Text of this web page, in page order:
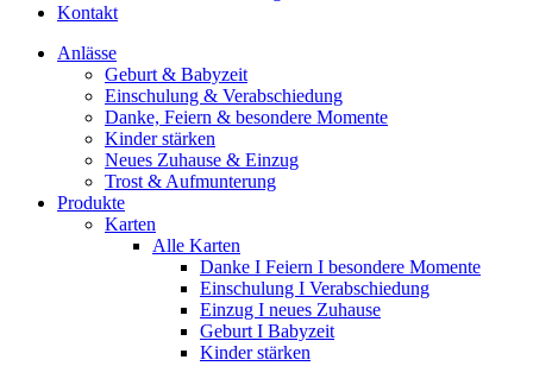
Kontakt
Anlässe
Geburt & Babyzeit
Einschulung & Verabschiedung
Danke, Feiern & besondere Momente
Kinder stärken
Neues Zuhause & Einzug
Trost & Aufmunterung
Produkte
Karten
Alle Karten
Danke I Feiern I besondere Momente
Einschulung I Verabschiedung
Einzug I neues Zuhause
Geburt I Babyzeit
Kinder stärken